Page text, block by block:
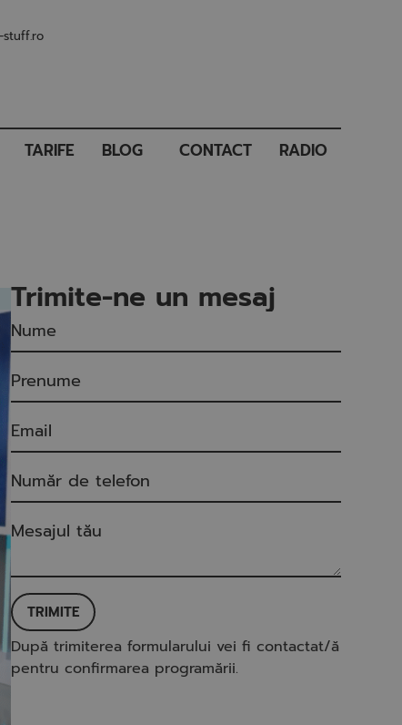
TARIFE BLOG CONTACT RADIO
Trimite-ne un mesaj
TRIMITE
După trimiterea formularului vei fi contactat/ă
pentru confirmarea programării.